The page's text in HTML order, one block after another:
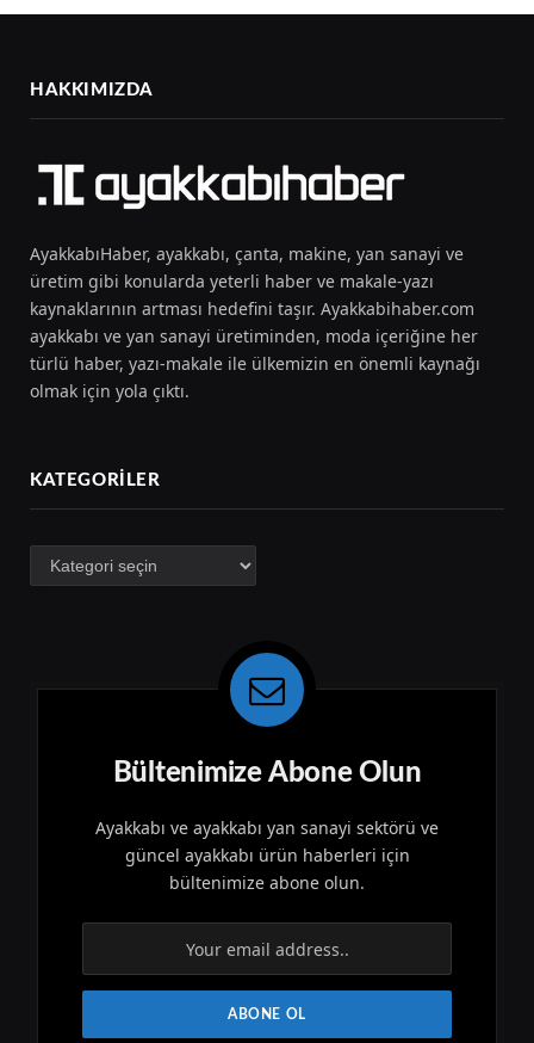
HAKKIMIZDA
AyakkabıHaber, ayakkabı, çanta, makine, yan sanayi ve
üretim gibi konularda yeterli haber ve makale-yazı
kaynaklarının artması hedefini taşır. Ayakkabihaber.com
ayakkabı ve yan sanayi üretiminden, moda içeriğine her
türlü haber, yazı-makale ile ülkemizin en önemli kaynağı
olmak için yola çıktı.
KATEGORILER
Kategoriler
Bültenimize Abone Olun
Ayakkabı ve ayakkabı yan sanayi sektörü ve
güncel ayakkabı ürün haberleri için
bültenimize abone olun.